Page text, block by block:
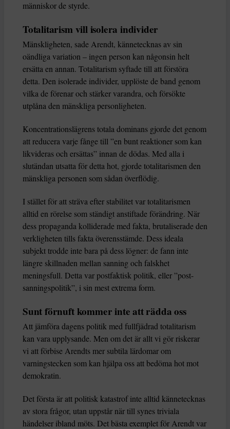
människor de styrde.
Totalitarism vill isolera individer
Mänskligheten, sade Arendt, kännetecknas av sin
oändliga variation – ingen person kan någonsin helt
ersätta en annan. Totalitarism syftade till att förstöra
detta. Den isolerade individer, upplöste de band genom
vilka de förenar och stärker varandra, och försökte
utplåna den mänskliga personligheten.
Koncentrationslägrens totala dominans gjorde det genom
att reducera varje fånge till ”en bunt reaktioner som kan
likvideras och ersättas” innan de dödas. Med alla i
slutändan utsatta för detta hot, gjorde totalitarismen den
mänskliga personen som sådan överflödig.
I stället för att sträva efter stabilitet var totalitarismen
alltid en rörelse som ständigt anstiftade förändring. När
dess propaganda kolliderade med fakta, brutaliserade den
verkligheten tills fakta överensstämde. Dess ideala
subjekt trodde inte bara på dess lögner: de fann inte
längre skillnaden mellan sanning och falskhet
meningsfull. Detta var postfaktisk politik, eller ”post-
sanningspolitik”, i sin mest extrema form.
Sunt förnuft kommer inte att rädda oss
Att jämföra dagens politik med fullfjädrad totalitarism
kan vara upplysande. Men om det är allt vi gör riskerar
vi att förbise Arendts mer subtila lärdomar om
varningstecken som kan hjälpa oss att bedöma hot mot
demokratin.
Det första är att politisk katastrof inte alltid kännetecknas
av stora frågor, utan uppstår när till synes triviala
händelser ibland möts. Det bästa exemplet för Arendt var